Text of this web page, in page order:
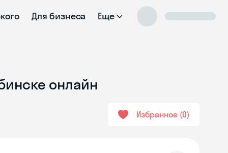
Для бизнеса Еще
онлайн
Избранное 0